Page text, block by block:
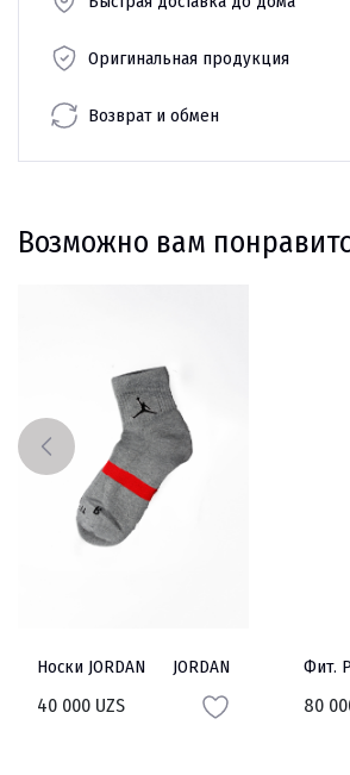
Оригинальная продукция
Возврат и обмен
Возможно вам
Носки JORDAN JORDAN
40 000 UZS
Фит.
80